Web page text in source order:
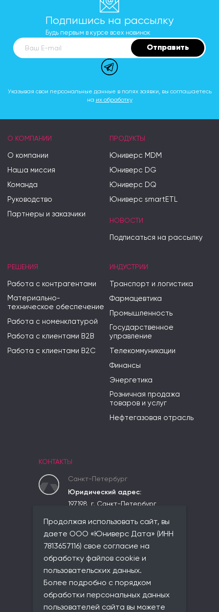
Подпишись на рассылку
Будь первым в курсе всех новинок
Ваш E-mail Отправить
Указывая свои персональные данные в полях заявки, вы соглашаетесь
на их обработку
О КОМПАНИИ
О компании
Наша миссия
Команда
Руководство
Партнеры и заказчики
ПРОДУКТЫ
Юниверс MDM
Юниверс DG
Юниверс DQ
Юниверс smartETL
НОВОСТИ
Подписаться на рассылку
РЕШЕНИЯ
Работа с контрагентами
Материально-
техническое обеспечение
Работа с номенклатурой
Работа с клиентами B2B
Работа с клиентами B2C
ИНДУСТРИИ
Транспорт и логистика
Фармацевтика
Промышленность
Государственное
управление
Телекоммуникации
Финансы
Энергетика
Розничная продажа
товаров и услуг
Нефтегазовая отрасль
КОНТАКТЫ
Санкт-Петербург
Юридический адрес:
197198, г. Санкт-Петербург,
Чкаловское,
ул. Красного Курсанта, д. 25,
лит. В, пом. 2-Н, ком 523
Фактический адрес:
+7 (812) 677-21-86
Email:
Продолжая использовать сайт, вы
даете ООО «Юниверс Дата» (ИНН
7813657116) свое согласие на
обработку файлов cookie и
пользовательских данных.
Более подробно с порядком
обработки персональных данных
пользователей сайта вы можете